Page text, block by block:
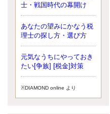
サクセス会計事務所
サクセス税理士のお役立ちブ
ログ
平成２７年１月１日以降開始の相続
より、相続税の基礎控除額（相続税
が課税されない遺産の上限額）が縮
小されたため、お亡くなりになった
更新:2017年5月1日(大阪市中央区)
---------------------
士・戦国時代の幕開け
あなたの望みにかなう税
理士の探し方・選び方
元気なうちにやっておき
たい[争族] [税金]対策
※DIAMOND online より